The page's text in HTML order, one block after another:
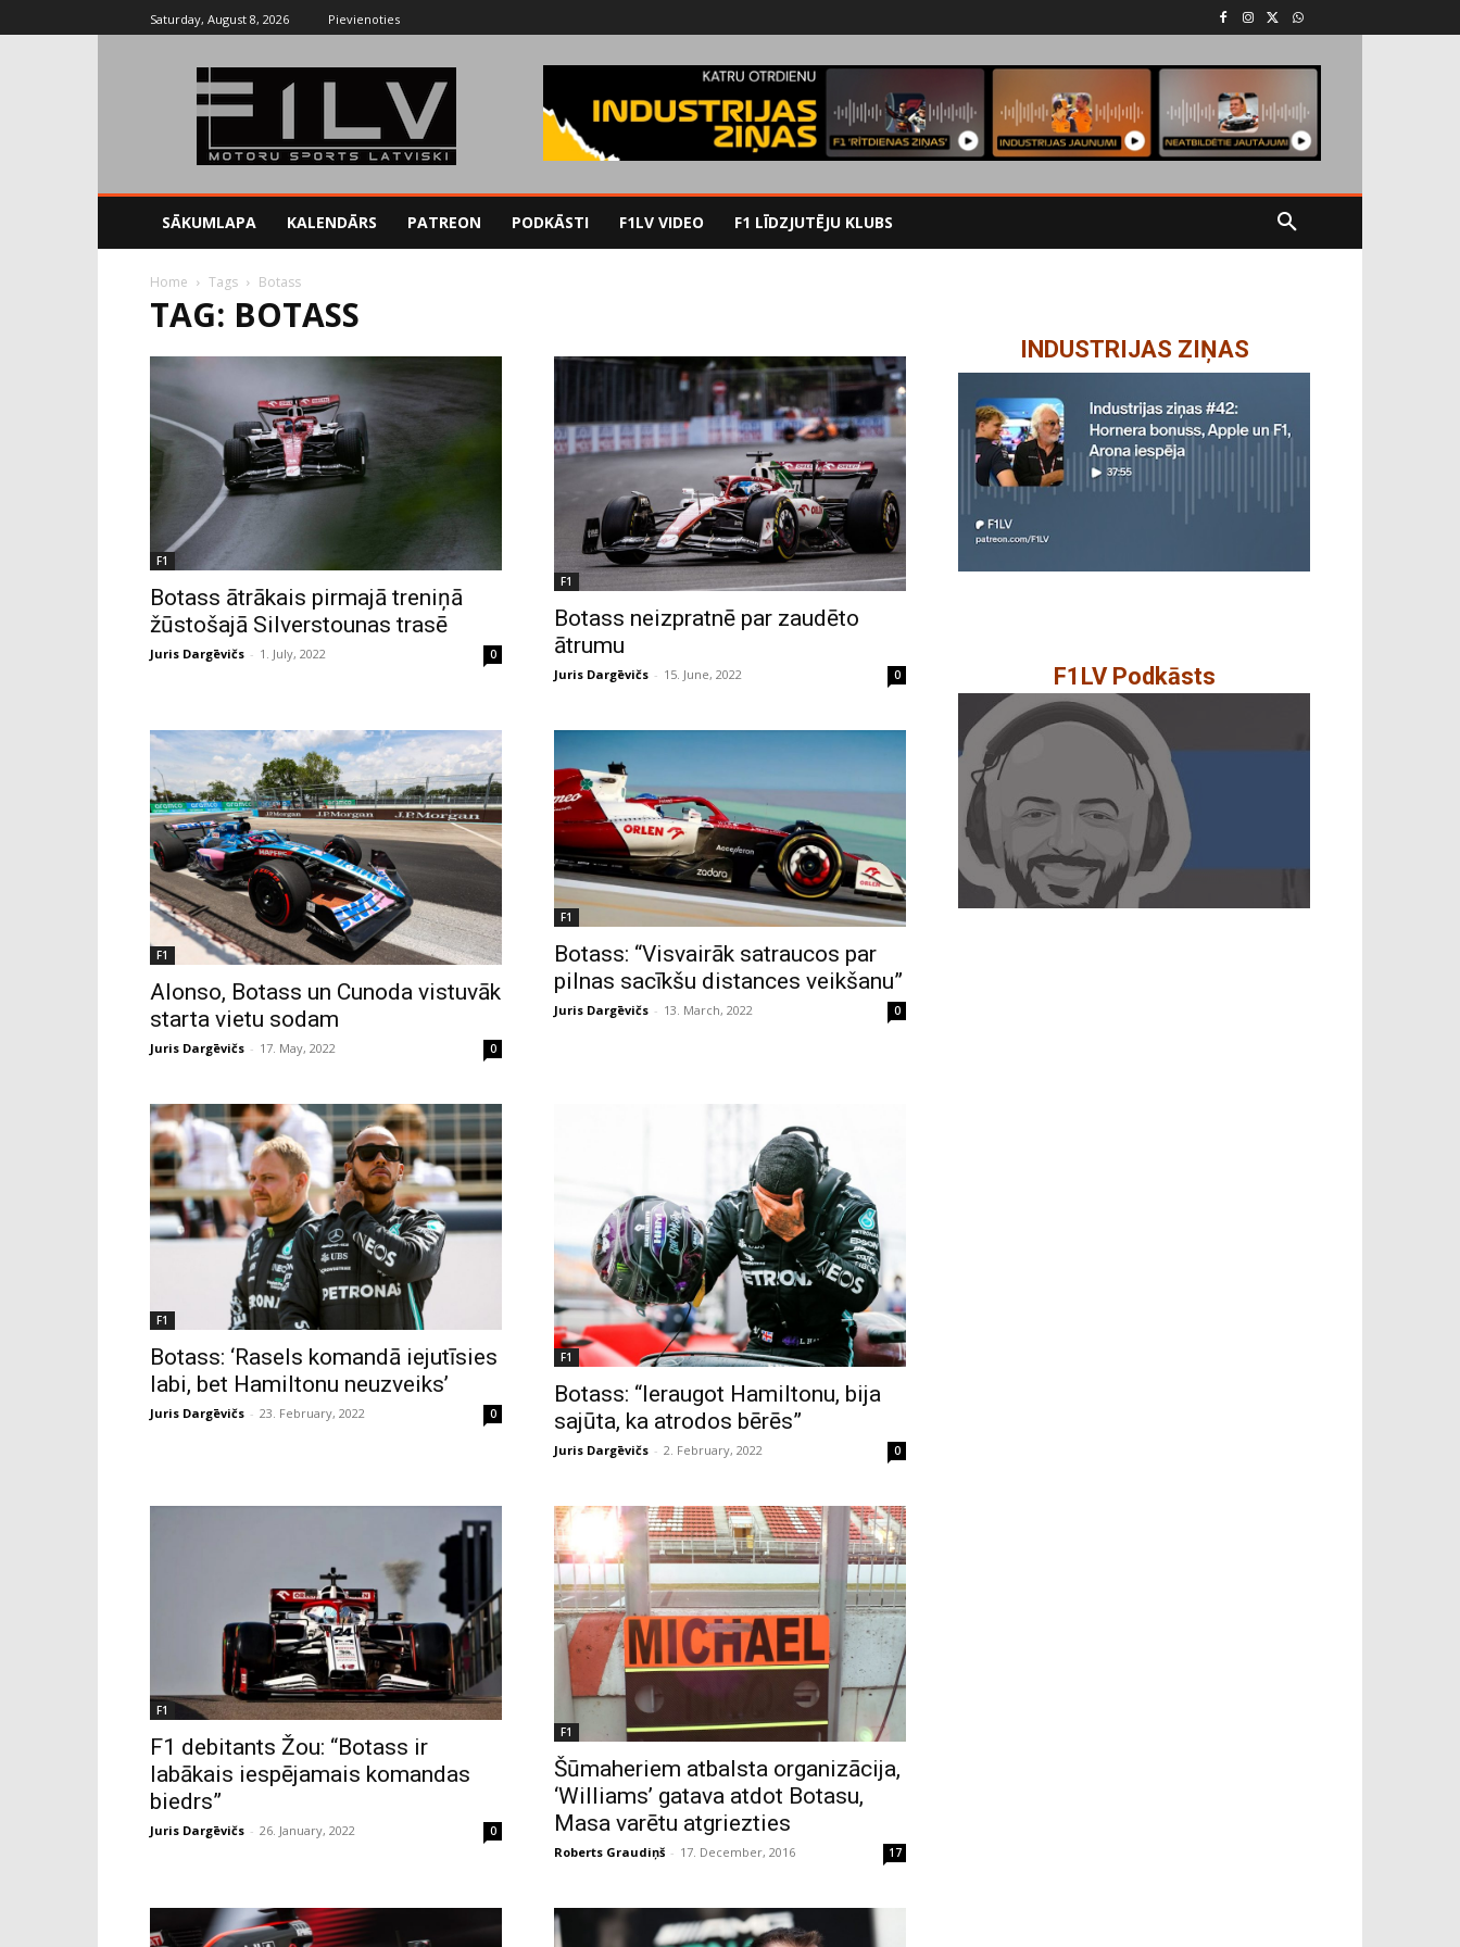
Saturday, August 8, 2026 Pievienoties
SĀKUMLAPA KALENDĀRS PATREON PODKĀSTI F1LV VIDEO F1 LĪDZJUTĒJU KLUBS
Home Tags Botass
TAG: BOTASS
F1
Botass ātrākais pirmajā treniņā
žūstošajā Silverstounas trasē
Juris Dargēvičs - 1. July, 2022 0
F1
Botass neizpratnē par zaudēto
ātrumu
Juris Dargēvičs - 15. June, 2022 0
F1
Alonso, Botass un Cunoda vistuvāk
starta vietu sodam
Juris Dargēvičs - 17. May, 2022 0
F1
Botass: “Visvairāk satraucos par
pilnas sacīkšu distances veikšanu”
Juris Dargēvičs - 13. March, 2022 0
F1
Botass: ‘Rasels komandā iejutīsies
labi, bet Hamiltonu neuzveiks’
Juris Dargēvičs - 23. February, 2022 0
F1
Botass: “Ieraugot Hamiltonu, bija
sajūta, ka atrodos bērēs”
Juris Dargēvičs - 2. February, 2022 0
F1
F1 debitants Žou: “Botass ir
labākais iespējamais komandas
biedrs”
Juris Dargēvičs - 26. January, 2022 0
F1
Šūmaheriem atbalsta organizācija,
‘Williams’ gatava atdot Botasu,
Masa varētu atgriezties
Roberts Graudiņš - 17. December, 2016 17
INDUSTRIJAS ZIŅAS
F1LV Podkāsts